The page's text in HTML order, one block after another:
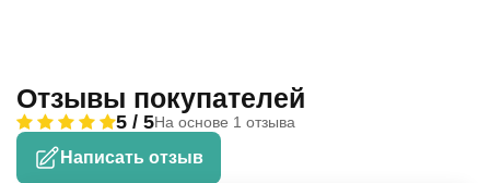
Отзывы покупателей
5 / 5На основе 1 отзыва
Написать отзыв